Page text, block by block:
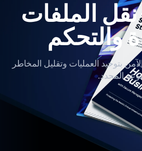
الملفات
والتحكم
تعرّف على كيفية قيام نموذج MFT الآمن بتوحيد العمليات وتقليل المخاطر
المحدد.